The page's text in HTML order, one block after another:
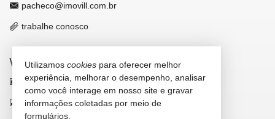
pacheco@imovill.com.br
trabalhe conosco
VEJA MAIS
receba nosso newsletter
indicadores financeiros
Utilizamos cookies para oferecer melhor
experiência, melhorar o desempenho, analisar
como você interage em nosso site e gravar
informações coletadas por meio de
formulários.